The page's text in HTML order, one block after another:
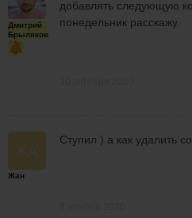
Дмитрий
Брыляков
добавлять следующую
понедельник расскажу.
Жан
Ступил ) а как удалить